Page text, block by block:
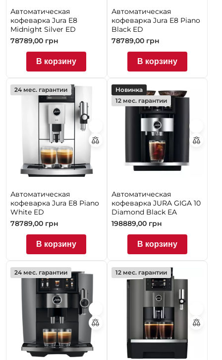
Автоматическая
кофеварка Jura E8
Midnight Silver ED
78789,00 грн
В корзину
Автоматическая
кофеварка Jura E8 Piano
Black ED
78789,00 грн
В корзину
24 мес. гарантии
Автоматическая
кофеварка Jura E8 Piano
White ED
78789,00 грн
В корзину
Новинка
12 мес. гарантии
Автоматическая
кофеварка JURA GIGA 10
Diamond Black EA
198889,00 грн
В корзину
24 мес. гарантии 12 мес. гарантии